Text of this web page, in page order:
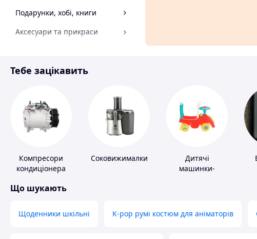
Подарунки, хобі, книги
Аксесуари та прикраси
Спорт і відпочинок
Тебе зацікавить
Компресори
кондиціонера
Соковижималки
Дитячі
машинки-
Що шукають
Щоденники шкільні K-pop румі костюм для аніматорів